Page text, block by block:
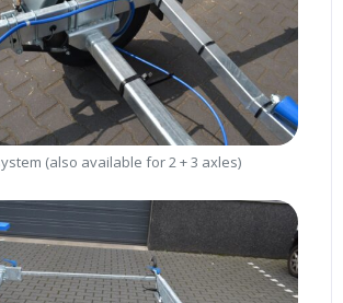
(also available for 2 + 3 axles)